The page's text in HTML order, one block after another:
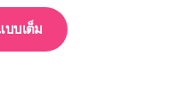
บบเต็ม